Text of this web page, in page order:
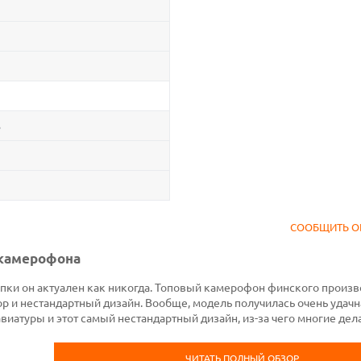
СООБЩИТЬ
он актуален как никогда. Топовый камерофон финского
нестандартный дизайн. Вообще, модель получилась очень
и этот самый нестандартный дизайн, из-за чего многие
ЧИТАТЬ ПОЛНЫЙ ОБЗОР